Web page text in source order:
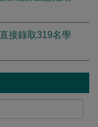
接錄取319名學